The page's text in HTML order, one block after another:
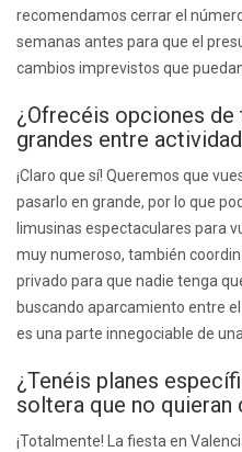
recomendamos cerrar el
semanas antes para que el
cambios imprevistos que
¿Ofrecéis opciones
grandes entre
¡Claro que sí! Queremos que
pasarlo en grande, por lo que
limusinas espectaculares para
muy numeroso, también
privado para que nadie tenga
buscando aparcamiento entre
es una parte innegociable de
¿Tenéis planes
soltera que no quieran
¡Totalmente! La fiesta en